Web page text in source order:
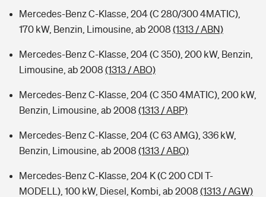
Mercedes-Benz C-Klasse, 204 (C 280/300 4MATIC),
170 kW, Benzin, Limousine, ab 2008 (1313 / ABN)
Mercedes-Benz C-Klasse, 204 (C 350), 200 kW, Benzin,
Limousine, ab 2008 (1313 / ABO)
Mercedes-Benz C-Klasse, 204 (C 350 4MATIC), 200 kW,
Benzin, Limousine, ab 2008 (1313 / ABP)
Mercedes-Benz C-Klasse, 204 (C 63 AMG), 336 kW,
Benzin, Limousine, ab 2008 (1313 / ABQ)
Mercedes-Benz C-Klasse, 204 K (C 200 CDI T-
MODELL), 100 kW, Diesel, Kombi, ab 2008 (1313 / AGW)